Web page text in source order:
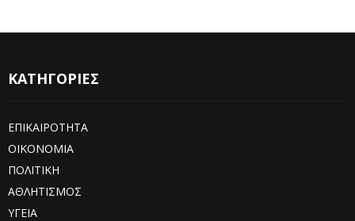
ΚΑΤΗΓΟΡΙΕΣ
ΕΠΙΚΑΙΡΟΤΗΤΑ
ΟΙΚΟΝΟΜΙΑ
ΠΟΛΙΤΙΚΗ
ΑΘΛΗΤΙΣΜΟΣ
ΥΓΕΙΑ